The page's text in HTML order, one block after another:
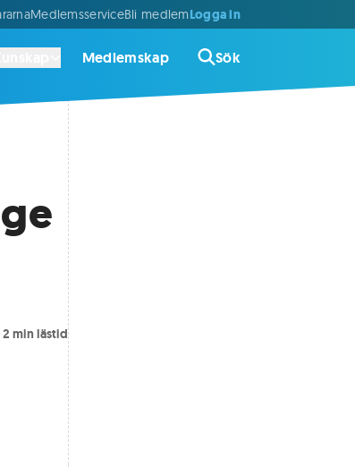
MedlemsserviceBli medlemLogga in
Medlemskap Sök
2 min lästid